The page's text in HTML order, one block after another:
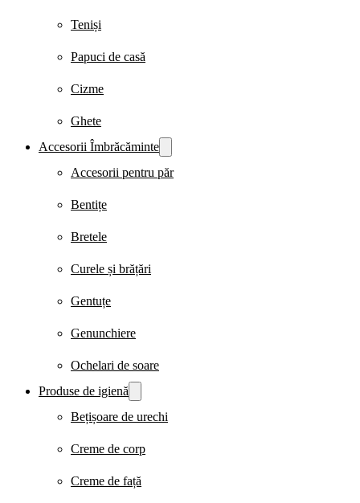
Teniși
Papuci de casă
Cizme
Ghete
Accesorii Îmbrăcăminte
Accesorii pentru păr
Bentițe
Bretele
Curele și brățări
Gentuțe
Genunchiere
Ochelari de soare
Produse de igienă
Bețișoare de urechi
Creme de corp
Creme de față